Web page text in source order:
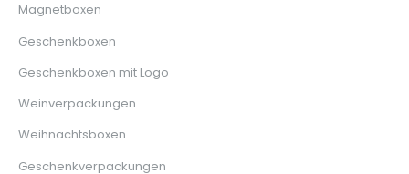
Magnetboxen
Geschenkboxen
Geschenkboxen mit Logo
Weinverpackungen
Weihnachtsboxen
Geschenkverpackungen